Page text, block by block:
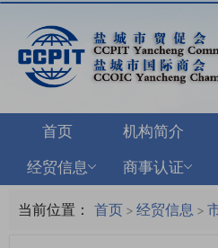
首页 机构简介
经贸信息
商事认证
当前位置： 首页 > 经贸信息 >